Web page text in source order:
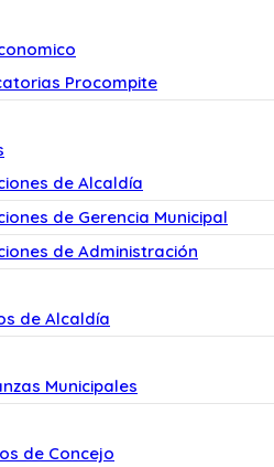
Procompite
de Alcaldía
de Gerencia Municipal
de Administración
de Alcaldía
Municipales
de Concejo